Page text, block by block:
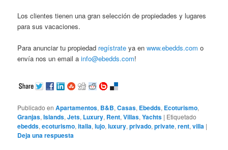
Los clientes tienen una gran selección de propiedades y lugares
para sus vacaciones.
Para anunciar tu propiedad regístrateya en www.ebedds.com o
envía nos un email ainfo@ebedds.com!
Publicado en Apartamentos, B&B,Casas, Ebedds, Ecoturismo,
Granjas,Islands,Jets, Luxury, Rent,Villas,Yachts | Etiquetado
ebedds,ecoturismo,italia,lujo,luxury,privado,private,rent,villa |
Deja una respuesta